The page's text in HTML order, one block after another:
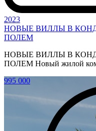
2023
НОВЫЕ ВИЛЛЫ В
ПОЛЕМ
НОВЫЕ ВИЛЛЫ В
ПОЛЕМ Новый жилой
995 000